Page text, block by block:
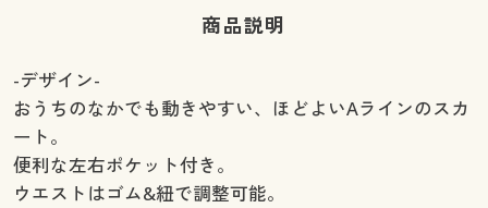
商品説明
-デザイン-
おうちのなかでも動きやすい、ほどよいAラインのスカ
ート。
便利な左右ポケット付き。
ウエストはゴム&紐で調整可能。